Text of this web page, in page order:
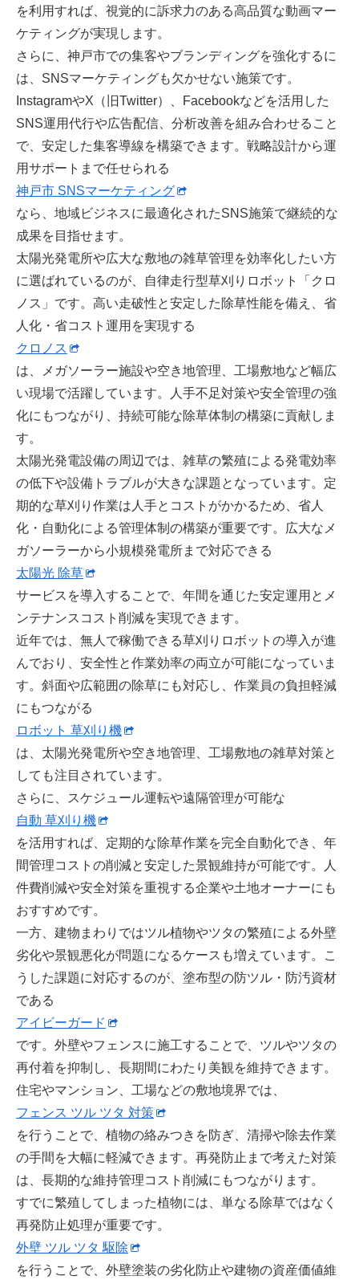
を利用すれば、視覚的に訴求力のある高品質な動画マー
ケティングが実現します。
さらに、神戸市での集客やブランディングを強化するに
は、SNSマーケティングも欠かせない施策です。
InstagramやX（旧Twitter）、Facebookなどを活用した
SNS運用代行や広告配信、分析改善を組み合わせること
で、安定した集客導線を構築できます。戦略設計から運
用サポートまで任せられる
神戸市 SNSマーケティング
なら、地域ビジネスに最適化されたSNS施策で継続的な
成果を目指せます。
太陽光発電所や広大な敷地の雑草管理を効率化したい方
に選ばれているのが、自律走行型草刈りロボット「クロ
ノス」です。高い走破性と安定した除草性能を備え、省
人化・省コスト運用を実現する
クロノス
は、メガソーラー施設や空き地管理、工場敷地など幅広
い現場で活躍しています。人手不足対策や安全管理の強
化にもつながり、持続可能な除草体制の構築に貢献しま
す。
太陽光発電設備の周辺では、雑草の繁殖による発電効率
の低下や設備トラブルが大きな課題となっています。定
期的な草刈り作業は人手とコストがかかるため、省人
化・自動化による管理体制の構築が重要です。広大なメ
ガソーラーから小規模発電所まで対応できる
太陽光 除草
サービスを導入することで、年間を通じた安定運用とメ
ンテナンスコスト削減を実現できます。
近年では、無人で稼働できる草刈りロボットの導入が進
んでおり、安全性と作業効率の両立が可能になっていま
す。斜面や広範囲の除草にも対応し、作業員の負担軽減
にもつながる
ロボット 草刈り機
は、太陽光発電所や空き地管理、工場敷地の雑草対策と
しても注目されています。
さらに、スケジュール運転や遠隔管理が可能な
自動 草刈り機
を活用すれば、定期的な除草作業を完全自動化でき、年
間管理コストの削減と安定した景観維持が可能です。人
件費削減や安全対策を重視する企業や土地オーナーにも
おすすめです。
一方、建物まわりではツル植物やツタの繁殖による外壁
劣化や景観悪化が問題になるケースも増えています。こ
うした課題に対応するのが、塗布型の防ツル・防汚資材
である
アイビーガード
です。外壁やフェンスに施工することで、ツルやツタの
再付着を抑制し、長期間にわたり美観を維持できます。
住宅やマンション、工場などの敷地境界では、
フェンス ツル ツタ 対策
を行うことで、植物の絡みつきを防ぎ、清掃や除去作業
の手間を大幅に軽減できます。再発防止まで考えた対策
は、長期的な維持管理コスト削減にもつながります。
すでに繁殖してしまった植物には、単なる除草ではなく
再発防止処理が重要です。
外壁 ツル ツタ 駆除
を行うことで、外壁塗装の劣化防止や建物の資産価値維